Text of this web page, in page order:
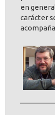
en
carácter